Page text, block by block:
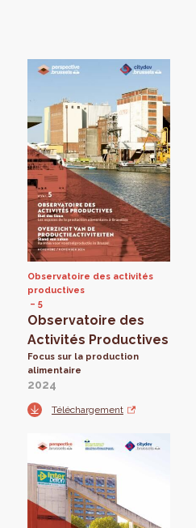
Observatoire des activités
productives
5
Observatoire des
Activités Productives
Focus sur la production
alimentaire
2024
Téléchargement